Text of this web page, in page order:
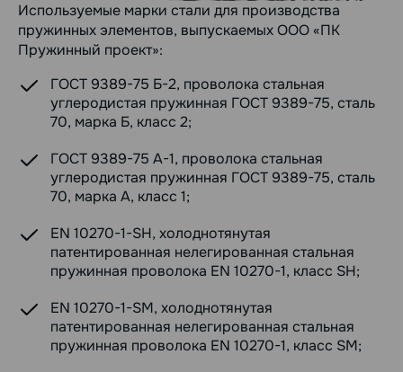
Используемые марки стали для производства
пружинных элементов, выпускаемых ООО «ПК
Пружинный проект»:
ГОСТ 9389-75 Б-2, проволока стальная
углеродистая пружинная ГОСТ 9389-75, сталь
70, марка Б, класс 2;
ГОСТ 9389-75 А-1, проволока стальная
углеродистая пружинная ГОСТ 9389-75, сталь
70, марка А, класс 1;
EN 10270-1-SH, холоднотянутая
патентированная нелегированная стальная
пружинная проволока EN 10270-1, класс SH;
EN 10270-1-SM, холоднотянутая
патентированная нелегированная стальная
пружинная проволока EN 10270-1, класс SM;